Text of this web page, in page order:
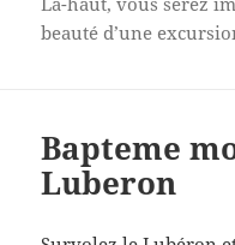
beauté d’une
Bapteme
Luberon